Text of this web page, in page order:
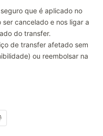
que é aplicado no
cancelado e nos ligar a
do transfer.
de transfer afetado sem
ou reembolsar na